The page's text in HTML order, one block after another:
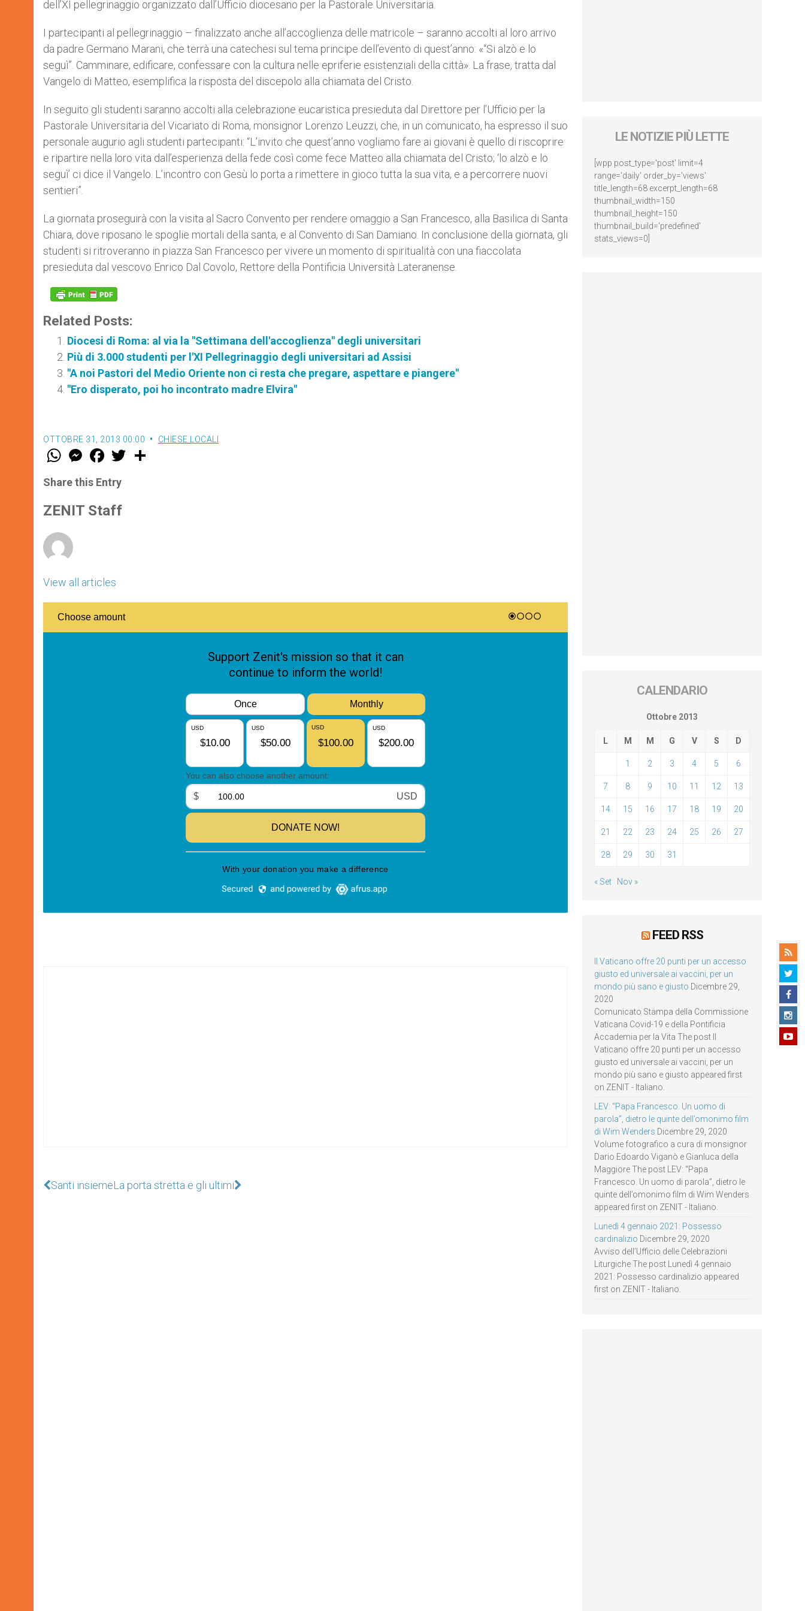
r
dell’XI pellegrinaggio organizzato dall’Ufficio diocesano per la Pastorale Universitaria.
I partecipanti al pellegrinaggio – finalizzato anche all’accoglienza delle matricole – saranno accolti al loro arrivo
da padre Germano Marani, che terrà una catechesi sul tema principe dell’evento di quest’anno: «“Si alzò e lo
seguì”. Camminare, edificare, confessare con la cultura nelle epriferie esistenziali della città». La frase, tratta dal
Vangelo di Matteo, esemplifica la risposta del discepolo alla chiamata del Cristo.
In seguito gli studenti saranno accolti alla celebrazione eucaristica presieduta dal Direttore per l’Ufficio per la
Pastorale Universitaria del Vicariato di Roma, monsignor Lorenzo Leuzzi, che, in un comunicato, ha espresso il suo
personale augurio agli studenti partecipanti: “L’invito che quest’anno vogliamo fare ai giovani è quello di riscoprire
e ripartire nella loro vita dall’esperienza della fede così come fece Matteo alla chiamata del Cristo; ‘lo alzò e lo
seguì’ ci dice il Vangelo. L’incontro con Gesù lo porta a rimettere in gioco tutta la sua vita, e a percorrere nuovi
sentieri”.
La giornata proseguirà con la visita al Sacro Convento per rendere omaggio a San Francesco, alla Basilica di Santa
Chiara, dove riposano le spoglie mortali della santa, e al Convento di San Damiano. In conclusione della giornata, gli
studenti si ritroveranno in piazza San Francesco per vivere un momento di spiritualità con una fiaccolata
presieduta dal vescovo Enrico Dal Covolo, Rettore della Pontificia Università Lateranense.
Related Posts:
Diocesi di Roma: al via la "Settimana dell'accoglienza" degli universitari
Più di 3.000 studenti per l'XI Pellegrinaggio degli universitari ad Assisi
"A noi Pastori del Medio Oriente non ci resta che pregare, aspettare e piangere"
"Ero disperato, poi ho incontrato madre Elvira"
OTTOBRE 31, 2013 00:00 CHIESE LOCALI
W
t
s
p
p
M
e
s
e
g
e
F
a
e
b
o
k
w
Share this Entry
ZENIT Staff
View all articles
Santi insiemeLa porta stretta e gli ultimi
LE NOTIZIE PIÙ LETTE
[wpp post_type='post' limit=4
range='daily' order_by='views'
title_length=68 excerpt_length=68
thumbnail_width=150
thumbnail_height=150
thumbnail_build='predefined'
stats_views=0]
CALENDARIO
Ottobre 2013
L M M G V S D
1 2 3 4 5 6
7 8 9 10 11 12 13
14 15 16 17 18 19 20
21 22 23 24 25 26 27
28 29 30 31
« Set Nov »
FEED RSS
Il Vaticano offre 20 punti per un accesso
giusto ed universale ai vaccini, per un
mondo più sano e giusto Dicembre 29,
2020
Comunicato Stampa della Commissione
Vaticana Covid-19 e della Pontificia
Accademia per la Vita The post Il
Vaticano offre 20 punti per un accesso
giusto ed universale ai vaccini, per un
mondo più sano e giusto appeared first
on ZENIT - Italiano.
LEV: “Papa Francesco. Un uomo di
parola”, dietro le quinte dell’omonimo film
di Wim Wenders Dicembre 29, 2020
Volume fotografico a cura di monsignor
Dario Edoardo Viganò e Gianluca della
Maggiore The post LEV: “Papa
Francesco. Un uomo di parola”, dietro le
quinte dell’omonimo film di Wim Wenders
appeared first on ZENIT - Italiano.
Lunedì 4 gennaio 2021: Possesso
cardinalizio Dicembre 29, 2020
Avviso dell’Ufficio delle Celebrazioni
Liturgiche The post Lunedì 4 gennaio
2021: Possesso cardinalizio appeared
first on ZENIT - Italiano.